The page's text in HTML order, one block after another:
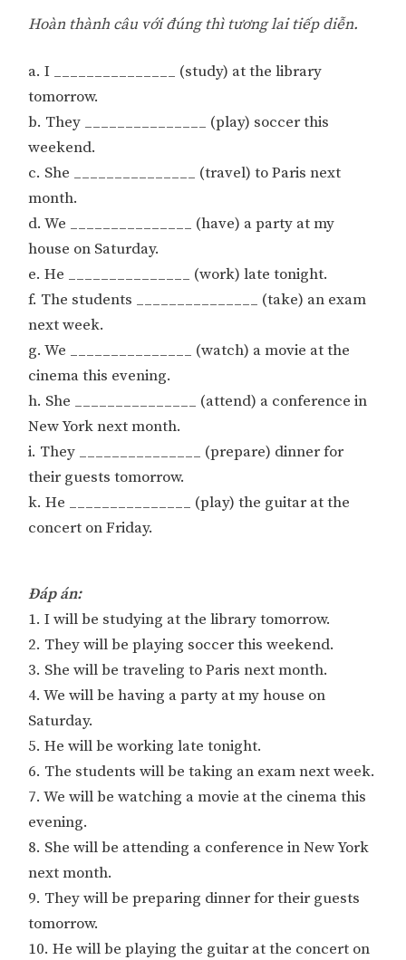
Hoàn thành câu với đúng thì tương lai tiếp diễn.
a. I _______________ (study) at the library
tomorrow.
b. They _______________ (play) soccer this
weekend.
c. She _______________ (travel) to Paris next
month.
d. We _______________ (have) a party at my
house on Saturday.
e. He _______________ (work) late tonight.
f. The students _______________ (take) an exam
next week.
g. We _______________ (watch) a movie at the
cinema this evening.
h. She _______________ (attend) a conference in
New York next month.
i. They _______________ (prepare) dinner for
their guests tomorrow.
k. He _______________ (play) the guitar at the
concert on Friday.
Đáp án:
1. I will be studying at the library tomorrow.
2. They will be playing soccer this weekend.
3. She will be traveling to Paris next month.
4. We will be having a party at my house on
Saturday.
5. He will be working late tonight.
6. The students will be taking an exam next week.
7. We will be watching a movie at the cinema this
evening.
8. She will be attending a conference in New York
next month.
9. They will be preparing dinner for their guests
tomorrow.
10. He will be playing the guitar at the concert on